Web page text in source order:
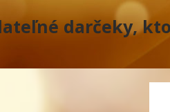
darčeky,